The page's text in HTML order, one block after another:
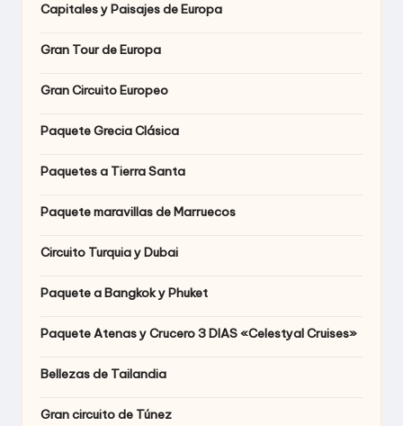
Capitales y Paisajes de Europa
Gran Tour de Europa
Gran Circuito Europeo
Paquete Grecia Clásica
Paquetes a Tierra Santa
Paquete maravillas de Marruecos
Circuito Turquia y Dubai
Paquete a Bangkok y Phuket
Paquete Atenas y Crucero 3 DIAS «Celestyal Cruises»
Bellezas de Tailandia
Gran circuito de Túnez